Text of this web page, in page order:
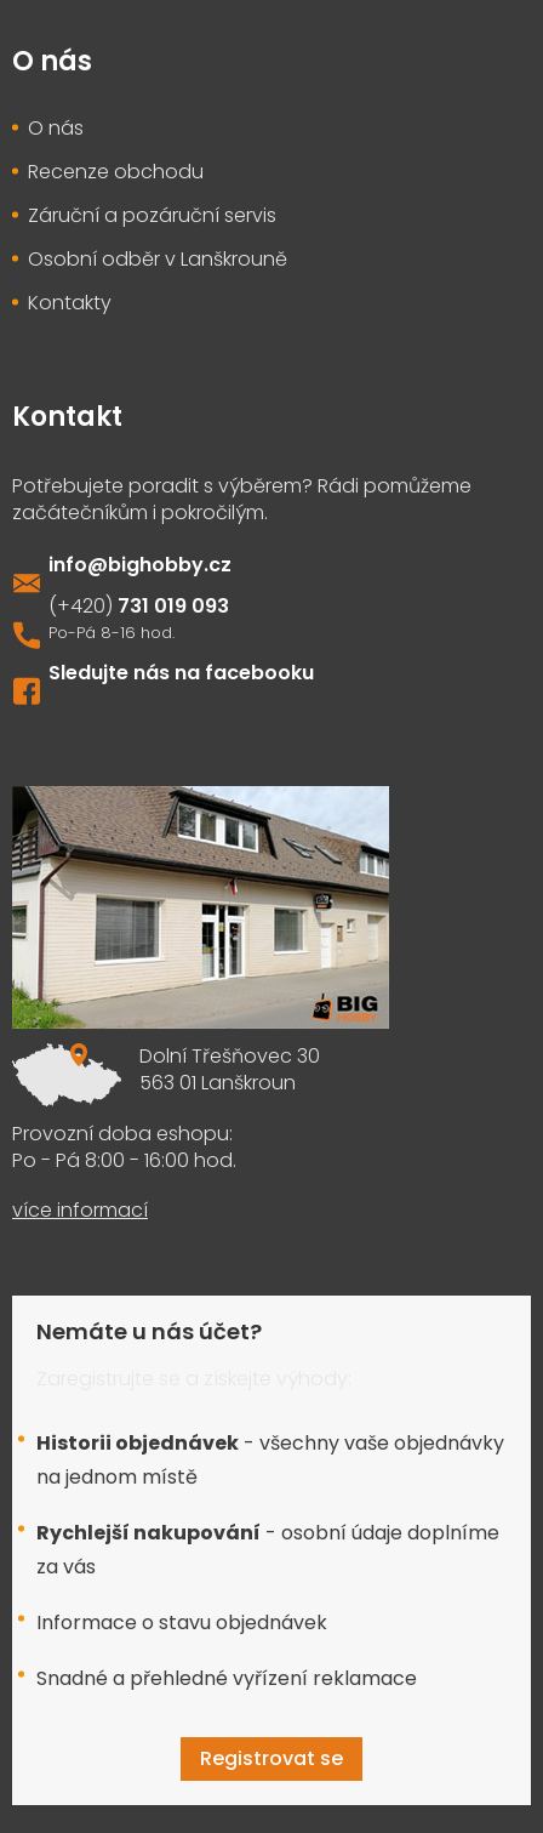
O nás
O nás
Recenze obchodu
Záruční a pozáruční servis
Osobní odběr v Lanškrouně
Kontakty
Kontakt
info@bighobby.cz
731 019 093
Sledujte nás na facebooku
Dolní Třešňovec 30
563 01 Lanškroun
Provozní doba eshopu:
Po - Pá 8:00 - 16:00 hod.
více informací
Nemáte u nás účet?
Historii objednávek - všechny vaše objednávky
na jednom místě
Rychlejší nakupování - osobní údaje doplníme
za vás
Informace o stavu objednávek
Snadné a přehledné vyřízení reklamace
Registrovat se